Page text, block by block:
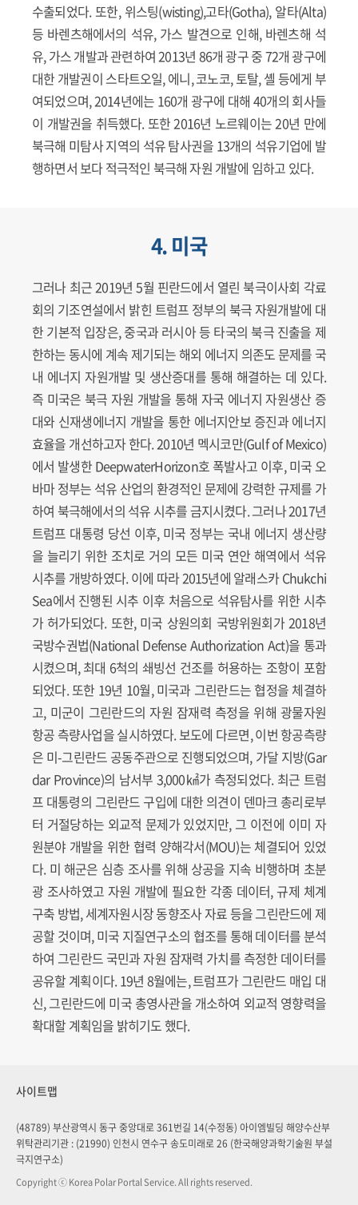
수출되었다. 또한, 위스팅(wisting),고타(Gotha), 알타(Alta)
등 바렌츠해에서의 석유, 가스 발견으로 인해, 바렌츠해 석
유, 가스 개발과 관련하여 2013년 86개 광구 중 72개 광구에
대한 개발권이 스타트오일, 에니, 코노코, 토탈, 셸 등에게 부
여되었으며, 2014년에는 160개 광구에 대해 40개의 회사들
이 개발권을 취득했다. 또한 2016년 노르웨이는 20년 만에
북극해 미탐사 지역의 석유 탐사권을 13개의 석유기업에 발
행하면서 보다 적극적인 북극해 자원 개발에 임하고 있다.
4. 미국
그러나 최근 2019년 5월 핀란드에서 열린 북극이사회 각료
회의 기조연설에서 밝힌 트럼프 정부의 북극 자원개발에 대
한 기본적 입장은, 중국과 러시아 등 타국의 북극 진출을 제
한하는 동시에 계속 제기되는 해외 에너지 의존도 문제를 국
내 에너지 자원개발 및 생산증대를 통해 해결하는 데 있다.
즉 미국은 북극 자원 개발을 통해 자국 에너지 자원생산 증
대와 신재생에너지 개발을 통한 에너지안보 증진과 에너지
효율을 개선하고자 한다. 2010년 멕시코만(Gulf of Mexico)
에서 발생한 DeepwaterHorizon호 폭발사고 이후, 미국 오
바마 정부는 석유 산업의 환경적인 문제에 강력한 규제를 가
하여 북극해에서의 석유 시추를 금지시켰다. 그러나 2017년
트럼프 대통령 당선 이후, 미국 정부는 국내 에너지 생산량
을 늘리기 위한 조치로 거의 모든 미국 연안 해역에서 석유
시추를 개방하였다. 이에 따라 2015년에 알래스카 Chukchi
Sea에서 진행된 시추 이후 처음으로 석유탐사를 위한 시추
가 허가되었다. 또한, 미국 상원의회 국방위원회가 2018년
국방수권법(National Defense Authorization Act)을 통과
시켰으며, 최대 6척의 쇄빙선 건조를 허용하는 조항이 포함
되었다. 또한 19년 10월, 미국과 그린란드는 협정을 체결하
고, 미군이 그린란드의 자원 잠재력 측정을 위해 광물자원
항공 측량사업을 실시하였다. 보도에 다르면, 이번 항공측량
은 미-그린란드 공동주관으로 진행되었으며, 가달 지방(Gar
dar Province)의 남서부 3,000㎢가 측정되었다. 최근 트럼
프 대통령의 그린란드 구입에 대한 의견이 덴마크 총리로부
터 거절당하는 외교적 문제가 있었지만, 그 이전에 이미 자
원분야 개발을 위한 협력 양해각서(MOU)는 체결되어 있었
다. 미 해군은 심층 조사를 위해 상공을 지속 비행하며 초분
광 조사하였고 자원 개발에 필요한 각종 데이터, 규제 체계
구축 방법, 세계자원시장 동향조사 자료 등을 그린란드에 제
공할 것이며, 미국 지질연구소의 협조를 통해 데이터를 분석
하여 그린란드 국민과 자원 잠재력 가치를 측정한 데이터를
공유할 계획이다. 19년 8월에는, 트럼프가 그린란드 매입 대
신, 그린란드에 미국 총영사관을 개소하여 외교적 영향력을
확대할 계획임을 밝히기도 했다.
사이트맵
(48789) 부산광역시 동구 중앙대로 361번길 14(수정동) 아이엠빌딩 해양수산부
위탁관리기관 : (21990) 인천시 연수구 송도미래로 26 (한국해양과학기술원 부설
극지연구소)
Copyright ⓒ Korea Polar Portal Service. All rights reserved.